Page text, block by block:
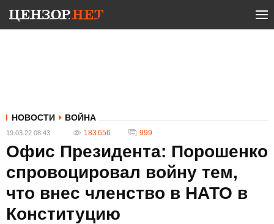
НОВОСТИ ВОЙНА
19.03.22 08:43 183 656 999
Офис Президента: Порошенко
спровоцировал войну тем,
что внес членство в НАТО в
Конституцию